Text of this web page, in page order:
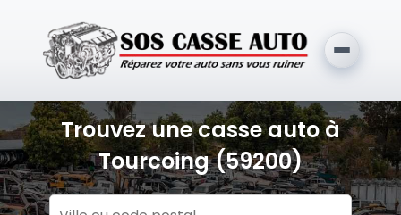
Trouvez une casse auto à
Tourcoing (59200)